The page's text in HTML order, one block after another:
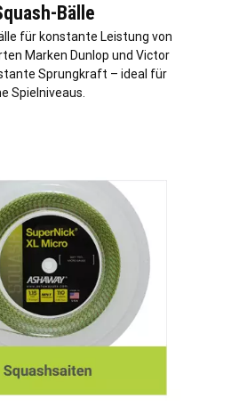
Bälle
für konstante Leistung von
Marken Dunlop und Victor
Sprungkraft – ideal für
Spielniveaus.